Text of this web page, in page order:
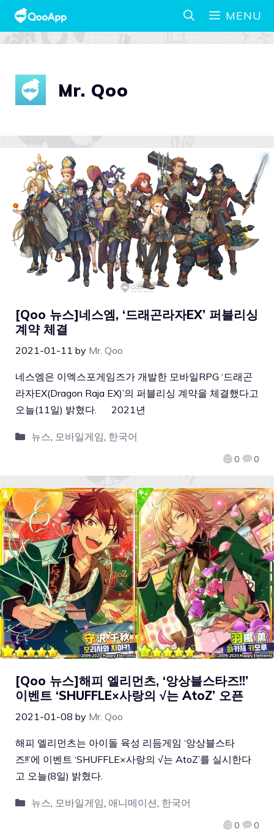
MENU
Mr. Qoo
[Qoo 뉴스]네스엠, ‘드래곤라자EX’ 퍼블리싱
계약 체결
2021-01-11 by Mr. Qoo
0 0
네스엠은 이엑스포게임즈가 개발한 모바일RPG ‘드래곤
라자EX(Dragon Raja EX)’의 퍼블리싱 계약을 체결했다고
오늘(11일) 밝혔다. 2021년
뉴스, 모바일게임, 한국어
[Qoo 뉴스]해피 엘리먼츠, ‘앙상블스타즈!!’
이벤트 ‘SHUFFLE×사랑의 √는 AtoZ’ 오픈
2021-01-08 by Mr. Qoo
0 0
해피 엘리먼츠는 아이돌 육성 리듬게임 ‘앙상블스타
즈!!’에 이벤트 ‘SHUFFLE×사랑의 √는 AtoZ’를 실시한다
고 오늘(8일) 밝혔다.
뉴스, 모바일게임, 애니메이션, 한국어